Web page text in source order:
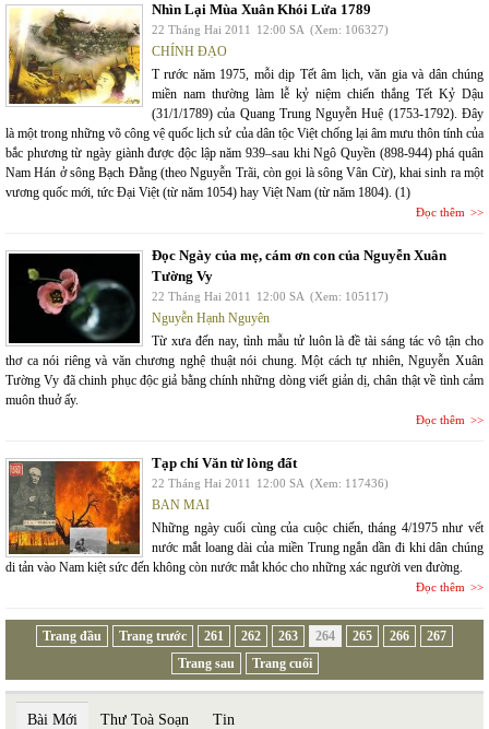
Nhìn Lại Mùa Xuân Khói Lửa 1789
22 Tháng Hai 2011 12:00 SA (Xem: 106327)
CHÍNH ĐẠO
T rước năm 1975, mỗi dịp Tết âm lịch, văn gia và dân chúng
miền nam thường làm lễ kỷ niệm chiến thắng Tết Kỷ Dậu
(31/1/1789) của Quang Trung Nguyễn Huệ (1753-1792). Đây
là một trong những võ công vệ quốc lịch sử của dân tộc Việt chống lại âm mưu thôn tính của
bắc phương từ ngày giành được độc lập năm 939–sau khi Ngô Quyền (898-944) phá quân
Nam Hán ở sông Bạch Đằng (theo Nguyễn Trãi, còn gọi là sông Vân Cừ), khai sinh ra một
vương quốc mới, tức Đại Việt (từ năm 1054) hay Việt Nam (từ năm 1804). (1)
Đọc thêm
Đọc Ngày của mẹ, cám ơn con của Nguyễn Xuân
Tường Vy
22 Tháng Hai 2011 12:00 SA (Xem: 105117)
Nguyễn Hạnh Nguyên
Từ xưa đến nay, tình mẫu tử luôn là đề tài sáng tác vô tận cho
thơ ca nói riêng và văn chương nghệ thuật nói chung. Một cách tự nhiên, Nguyễn Xuân
Tường Vy đã chinh phục độc giả bằng chính những dòng viết giản dị, chân thật về tình cảm
muôn thuở ấy.
Đọc thêm
Tạp chí Văn từ lòng đất
22 Tháng Hai 2011 12:00 SA (Xem: 117436)
BAN MAI
Những ngày cuối cùng của cuộc chiến, tháng 4/1975 như vết
nước mắt loang dài của miền Trung ngắn dần đi khi dân chúng
di tản vào Nam kiệt sức đến không còn nước mắt khóc cho những xác người ven đường.
Đọc thêm
Trang đầu Trang trước 261 262 263 264 265 266
267
Trang sau
Trang cuối
Bài Mới Thư Toà Soạn Tin